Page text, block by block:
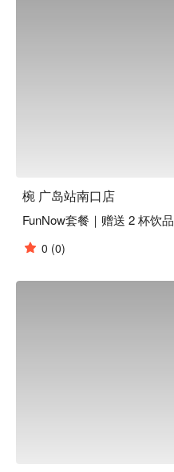
椀 广岛站南口店
FunNow套餐｜赠送 2 杯饮品
0 (0)